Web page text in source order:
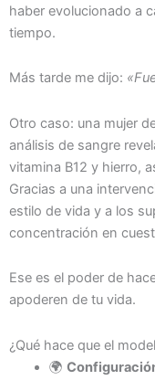
haber evolucionado a
tiempo.
Más tarde me dijo:
Otro caso: una mujer
análisis de sangre
vitamina B12 y hierro,
Gracias a una
estilo de vida y a los
concentración en
Ese es el poder de
apoderen de tu vida.
¿Qué hace que el
🌍